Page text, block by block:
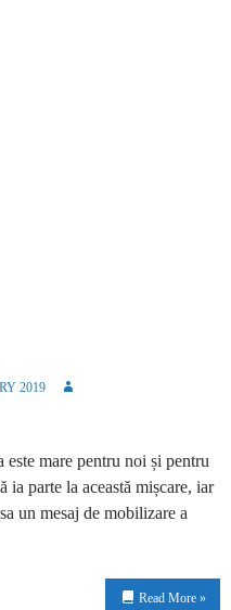
2019
mare pentru noi și pentru
ia parte la această mișcare, iar
un mesaj de mobilizare a
Read More »